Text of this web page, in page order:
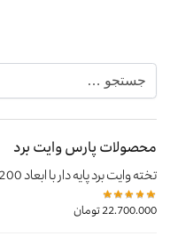
محصولات پارس وایت برد
تخته وایت برد پایه دار با ابعاد 120x200
22.700.000تومان